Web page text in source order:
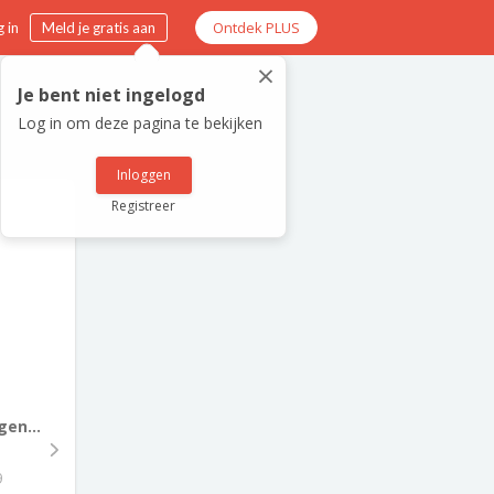
in Meld je gratis aan Ontdek PLUS
×
Je bent niet ingelogd
Log in om deze pagina te bekijken
Inloggen
Registreer